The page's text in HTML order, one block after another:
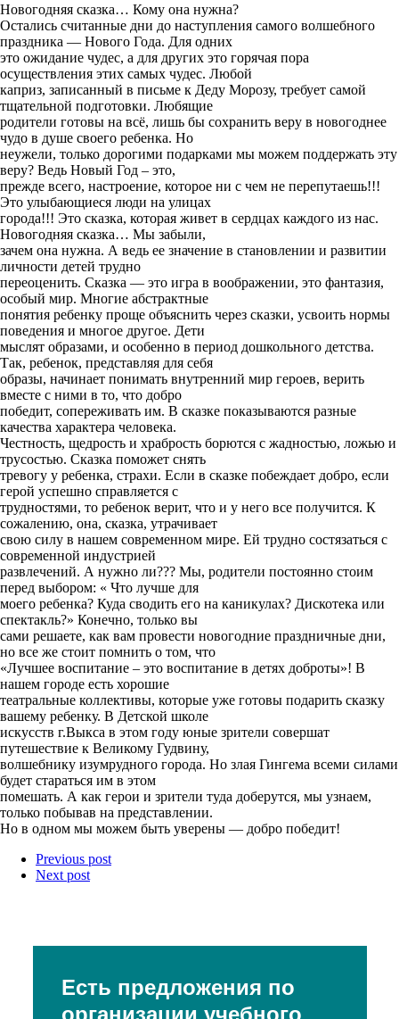
Новогодняя сказка… Кому она нужна?
Остались считанные дни до наступления самого волшебного
праздника — Нового Года. Для одних
это ожидание чудес, а для других это горячая пора
осуществления этих самых чудес. Любой
каприз, записанный в письме к Деду Морозу, требует самой
тщательной подготовки. Любящие
родители готовы на всё, лишь бы сохранить веру в новогоднее
чудо в душе своего ребенка. Но
неужели, только дорогими подарками мы можем поддержать эту
веру? Ведь Новый Год – это,
прежде всего, настроение, которое ни с чем не перепутаешь!!!
Это улыбающиеся люди на улицах
города!!! Это сказка, которая живет в сердцах каждого из нас.
Новогодняя сказка… Мы забыли,
зачем она нужна. А ведь ее значение в становлении и развитии
личности детей трудно
переоценить. Сказка — это игра в воображении, это фантазия,
особый мир. Многие абстрактные
понятия ребенку проще объяснить через сказки, усвоить нормы
поведения и многое другое. Дети
мыслят образами, и особенно в период дошкольного детства.
Так, ребенок, представляя для себя
образы, начинает понимать внутренний мир героев, верить
вместе с ними в то, что добро
победит, сопереживать им. В сказке показываются разные
качества характера человека.
Честность, щедрость и храбрость борются с жадностью, ложью и
трусостью. Сказка поможет снять
тревогу у ребенка, страхи. Если в сказке побеждает добро, если
герой успешно справляется с
трудностями, то ребенок верит, что и у него все получится. К
сожалению, она, сказка, утрачивает
свою силу в нашем современном мире. Ей трудно состязаться с
современной индустрией
развлечений. А нужно ли??? Мы, родители постоянно стоим
перед выбором: « Что лучше для
моего ребенка? Куда сводить его на каникулах? Дискотека или
спектакль?» Конечно, только вы
сами решаете, как вам провести новогодние праздничные дни,
но все же стоит помнить о том, что
«Лучшее воспитание – это воспитание в детях доброты»! В
нашем городе есть хорошие
театральные коллективы, которые уже готовы подарить сказку
вашему ребенку. В Детской школе
искусств г.Выкса в этом году юные зрители совершат
путешествие к Великому Гудвину,
волшебнику изумрудного города. Но злая Гингема всеми силами
будет стараться им в этом
помешать. А как герои и зрители туда доберутся, мы узнаем,
только побывав на представлении.
Но в одном мы можем быть уверены — добро победит!
Previous post
Next post
Есть предложения по
организации учебного